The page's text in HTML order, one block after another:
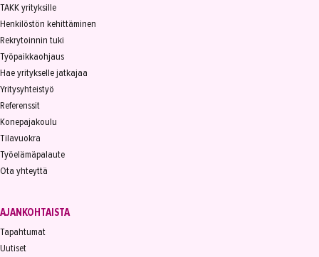
TAKK yrityksille
Henkilöstön kehittäminen
Rekrytoinnin tuki
Työpaikkaohjaus
Hae yritykselle jatkajaa
Yritysyhteistyö
Referenssit
Konepajakoulu
Tilavuokra
Työelämäpalaute
Ota yhteyttä
AJANKOHTAISTA
Tapahtumat
Uutiset